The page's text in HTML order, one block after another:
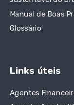
Manual de Boas
Glossário
Links úteis
Agentes